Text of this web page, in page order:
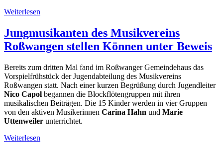
Weiterlesen
Jungmusikanten des Musikvereins
Roßwangen stellen Können unter Beweis
Bereits zum dritten Mal fand im Roßwanger Gemeindehaus das
Vorspielfrühstück der Jugendabteilung des Musikvereins
Roßwangen statt. Nach einer kurzen Begrüßung durch Jugendleiter
Nico Capol begannen die Blockflötengruppen mit ihren
musikalischen Beiträgen. Die 15 Kinder werden in vier Gruppen
von den aktiven Musikerinnen Carina Hahn und Marie
Uttenweiler unterrichtet.
Weiterlesen